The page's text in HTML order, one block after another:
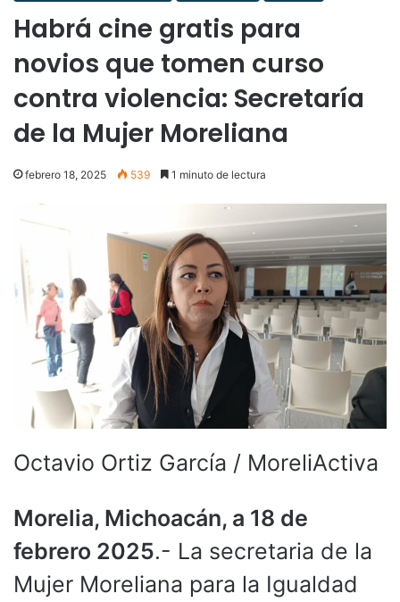
Habrá cine gratis para
novios que tomen curso
contra violencia: Secretaría
de la Mujer Moreliana
febrero 18, 2025 539 1 minuto de lectura
Octavio Ortiz García / MoreliActiva
Morelia, Michoacán, a 18 de
febrero 2025.- La secretaria de la
Mujer Moreliana para la Igualdad